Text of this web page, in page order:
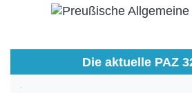
Die aktuelle PAZ